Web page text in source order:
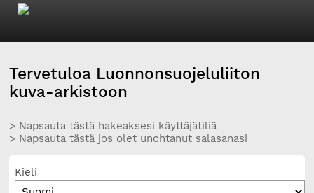
Tervetuloa Luonnonsuojeluliiton
kuva-arkistoon
> Napsauta tästä hakeaksesi käyttäjätiliä
> Napsauta tästä jos olet unohtanut salasanasi
Kieli